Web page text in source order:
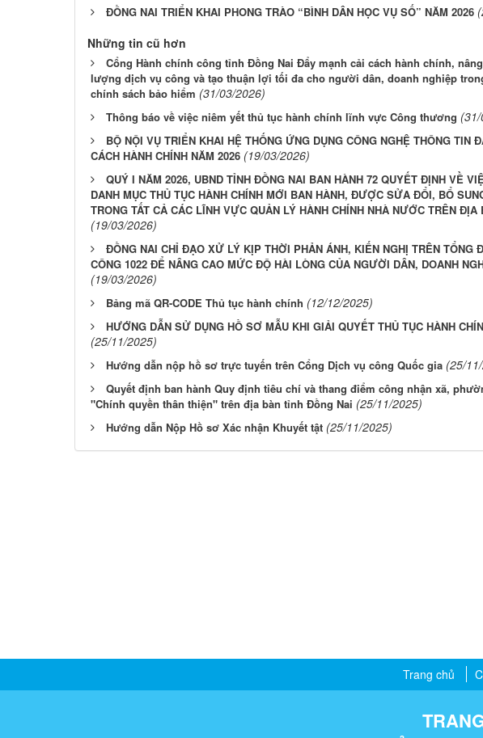
ĐỒNG NAI TRIỂN KHAI PHONG TRÀO “BÌNH DÂN HỌC VỤ SỐ” NĂM 2026
Những tin cũ hơn
Cổng Hành chính công tỉnh Đồng Nai Đẩy mạnh cải cách hành chính,
lượng dịch vụ công và tạo thuận lợi tối đa cho người dân, doanh nghiệp
chính sách bảo hiểm (31/03/2026)
Thông báo về việc niêm yết thủ tục hành chính lĩnh vực Công thương
BỘ NỘI VỤ TRIỂN KHAI HỆ THỐNG ỨNG DỤNG CÔNG NGHỆ THÔNG TIN
CÁCH HÀNH CHÍNH NĂM 2026 (19/03/2026)
QUÝ I NĂM 2026, UBND TỈNH ĐỒNG NAI BAN HÀNH 72 QUYẾT ĐỊNH VỀ
DANH MỤC THỦ TỤC HÀNH CHÍNH MỚI BAN HÀNH, ĐƯỢC SỬA ĐỔI, BỔ
TRONG TẤT CẢ CÁC LĨNH VỰC QUẢN LÝ HÀNH CHÍNH NHÀ NƯỚC TRÊN ĐỊA
(19/03/2026)
ĐỒNG NAI CHỈ ĐẠO XỬ LÝ KỊP THỜI PHẢN ÁNH, KIẾN NGHỊ TRÊN TỔNG
CÔNG 1022 ĐỂ NÂNG CAO MỨC ĐỘ HÀI LÒNG CỦA NGƯỜI DÂN, DOANH
(19/03/2026)
Bảng mã QR-CODE Thủ tục hành chính (12/12/2025)
HƯỚNG DẪN SỬ DỤNG HỒ SƠ MẪU KHI GIẢI QUYẾT THỦ TỤC HÀNH
(25/11/2025)
Hướng dẫn nộp hồ sơ trực tuyến trên Cổng Dịch vụ công Quốc gia (25/
Quyết định ban hành Quy định tiêu chí và thang điểm công nhận xã,
"Chính quyền thân thiện" trên địa bàn tỉnh Đồng Nai (25/11/2025)
Hướng dẫn Nộp Hồ sơ Xác nhận Khuyết tật (25/11/2025)
Trang chủ